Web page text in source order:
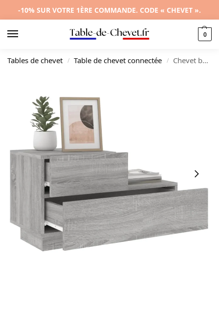
-10% SUR VOTRE 1ÈRE COMMANDE. CODE « CHEVET ».
0
Tables de chevet / Table de chevet connectée / Chevet bois gris design moderne LED, 70x36x40.5cm